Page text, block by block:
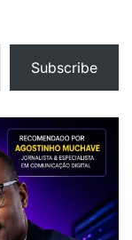
Subscribe